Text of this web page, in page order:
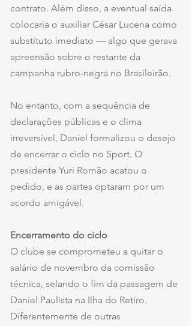
contrato. Além disso, a eventual saída
colocaria o auxiliar César Lucena como
substituto imediato — algo que gerava
apreensão sobre o restante da
campanha rubro-negra no Brasileirão.
No entanto, com a sequência de
declarações públicas e o clima
irreversível, Daniel formalizou o desejo
de encerrar o ciclo no Sport. O
presidente Yuri Romão acatou o
pedido, e as partes optaram por um
acordo amigável.
Encerramento do ciclo
O clube se comprometeu a quitar o
salário de novembro da comissão
técnica, selando o fim da passagem de
Daniel Paulista na Ilha do Retiro.
Diferentemente de outras